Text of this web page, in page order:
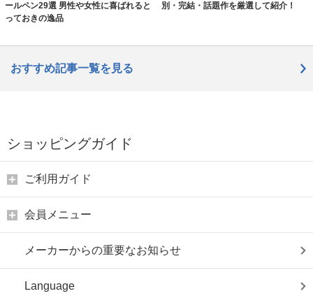
ールペン29選 男性や女性に喜ばれると
っておきの逸品
別・完結・話題作を厳選して紹介！
おすすめ記事一覧を見る
ショッピングガイド
ご利用ガイド
会員メニュー
メーカーからの重要なお知らせ
Language